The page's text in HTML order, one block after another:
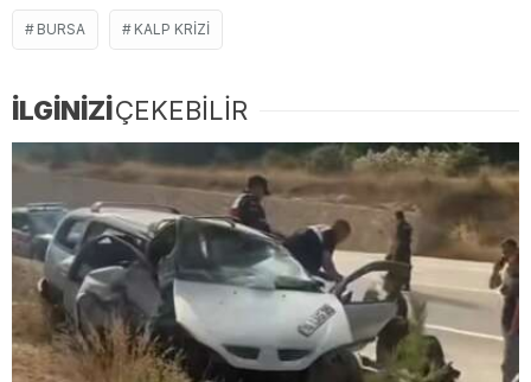
BURSA KALP KRIZI
İLGİNİZİÇEKEBİLİR